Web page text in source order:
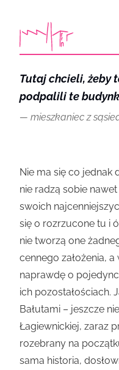
Tutaj chcieli, żeby
podpalili te
mieszkaniec z
Nie ma się co jednak
nie radzą sobie
swoich
się o rozrzucone tu i
nie tworzą one
cennego założenia,
naprawdę o
ich pozostałościach.
Bałutami – jeszcze
Łagiewnickiej, zaraz
rozebrany na
sama historia,